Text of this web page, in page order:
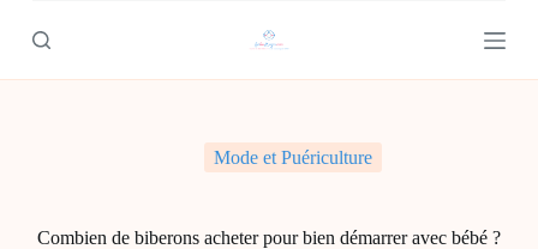
s
Mode et Puériculture
Combien de biberons acheter pour bien démarrer avec bébé ?